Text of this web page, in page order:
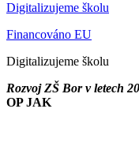
Digitalizujeme školu
Financováno EU
Digitalizujeme školu
Rozvoj ZŠ Bor v letech
OP JAK